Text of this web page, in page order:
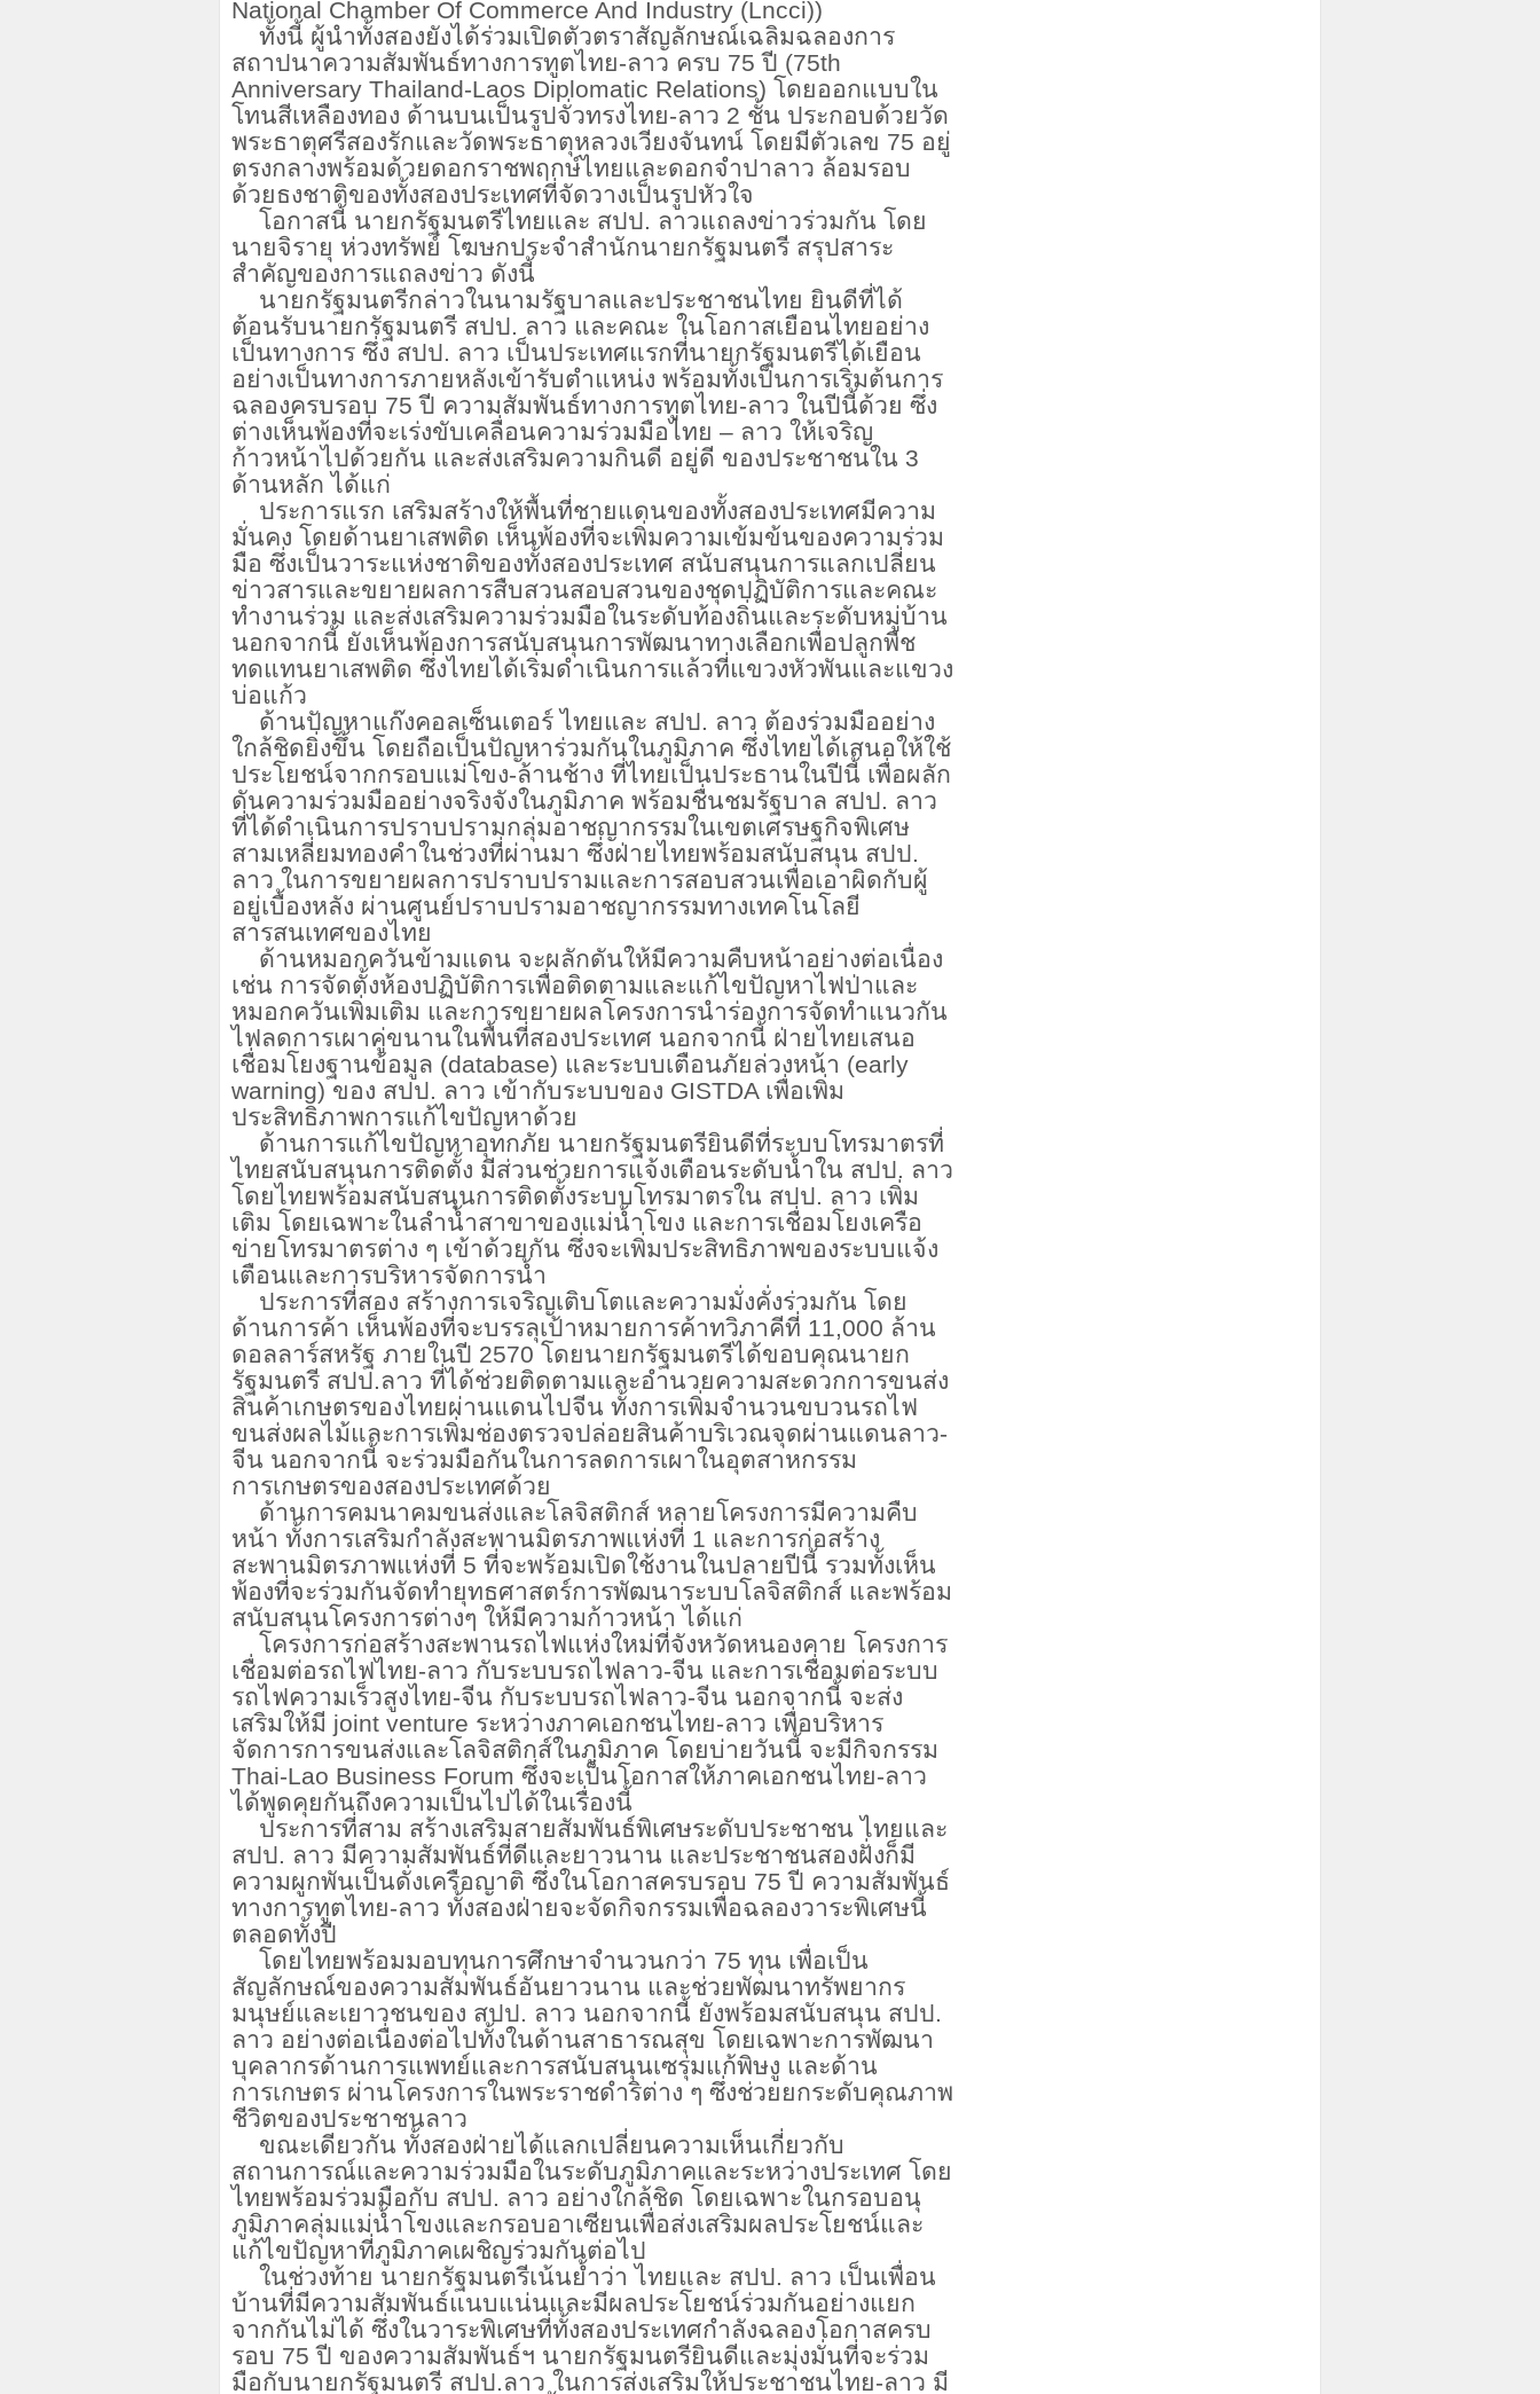
National Chamber Of Commerce And Industry (Lncci))
ทั้งนี้ ผู้นำทั้งสองยังได้ร่วมเปิดตัวตราสัญลักษณ์เฉลิมฉลองการ
สถาปนาความสัมพันธ์ทางการทูตไทย-ลาว ครบ 75 ปี (75th
Anniversary Thailand-Laos Diplomatic Relations) โดยออกแบบใน
โทนสีเหลืองทอง ด้านบนเป็นรูปจั่วทรงไทย-ลาว 2 ชั้น ประกอบด้วยวัด
พระธาตุศรีสองรักและวัดพระธาตุหลวงเวียงจันทน์ โดยมีตัวเลข 75 อยู่
ตรงกลางพร้อมด้วยดอกราชพฤกษ์ไทยและดอกจำปาลาว ล้อมรอบ
ด้วยธงชาติของทั้งสองประเทศที่จัดวางเป็นรูปหัวใจ
โอกาสนี้ นายกรัฐมนตรีไทยและ สปป. ลาวแถลงข่าวร่วมกัน โดย
นายจิรายุ ห่วงทรัพย์ โฆษกประจำสำนักนายกรัฐมนตรี สรุปสาระ
สำคัญของการแถลงข่าว ดังนี้
นายกรัฐมนตรีกล่าวในนามรัฐบาลและประชาชนไทย ยินดีที่ได้
ต้อนรับนายกรัฐมนตรี สปป. ลาว และคณะ ในโอกาสเยือนไทยอย่าง
เป็นทางการ ซึ่ง สปป. ลาว เป็นประเทศแรกที่นายกรัฐมนตรีได้เยือน
อย่างเป็นทางการภายหลังเข้ารับตำแหน่ง พร้อมทั้งเป็นการเริ่มต้นการ
ฉลองครบรอบ 75 ปี ความสัมพันธ์ทางการทูตไทย-ลาว ในปีนี้ด้วย ซึ่ง
ต่างเห็นพ้องที่จะเร่งขับเคลื่อนความร่วมมือไทย – ลาว ให้เจริญ
ก้าวหน้าไปด้วยกัน และส่งเสริมความกินดี อยู่ดี ของประชาชนใน 3
ด้านหลัก ได้แก่
ประการแรก เสริมสร้างให้พื้นที่ชายแดนของทั้งสองประเทศมีความ
มั่นคง โดยด้านยาเสพติด เห็นพ้องที่จะเพิ่มความเข้มข้นของความร่วม
มือ ซึ่งเป็นวาระแห่งชาติของทั้งสองประเทศ สนับสนุนการแลกเปลี่ยน
ข่าวสารและขยายผลการสืบสวนสอบสวนของชุดปฏิบัติการและคณะ
ทำงานร่วม และส่งเสริมความร่วมมือในระดับท้องถิ่นและระดับหมู่บ้าน
นอกจากนี้ ยังเห็นพ้องการสนับสนุนการพัฒนาทางเลือกเพื่อปลูกพืช
ทดแทนยาเสพติด ซึ่งไทยได้เริ่มดำเนินการแล้วที่แขวงหัวพันและแขวง
บ่อแก้ว
ด้านปัญหาแก๊งคอลเซ็นเตอร์ ไทยและ สปป. ลาว ต้องร่วมมืออย่าง
ใกล้ชิดยิ่งขึ้น โดยถือเป็นปัญหาร่วมกันในภูมิภาค ซึ่งไทยได้เสนอให้ใช้
ประโยชน์จากกรอบแม่โขง-ล้านช้าง ที่ไทยเป็นประธานในปีนี้ เพื่อผลัก
ดันความร่วมมืออย่างจริงจังในภูมิภาค พร้อมชื่นชมรัฐบาล สปป. ลาว
ที่ได้ดำเนินการปราบปรามกลุ่มอาชญากรรมในเขตเศรษฐกิจพิเศษ
สามเหลี่ยมทองคำในช่วงที่ผ่านมา ซึ่งฝ่ายไทยพร้อมสนับสนุน สปป.
ลาว ในการขยายผลการปราบปรามและการสอบสวนเพื่อเอาผิดกับผู้
อยู่เบื้องหลัง ผ่านศูนย์ปราบปรามอาชญากรรมทางเทคโนโลยี
สารสนเทศของไทย
ด้านหมอกควันข้ามแดน จะผลักดันให้มีความคืบหน้าอย่างต่อเนื่อง
เช่น การจัดตั้งห้องปฏิบัติการเพื่อติดตามและแก้ไขปัญหาไฟป่าและ
หมอกควันเพิ่มเติม และการขยายผลโครงการนำร่องการจัดทำแนวกัน
ไฟลดการเผาคู่ขนานในพื้นที่สองประเทศ นอกจากนี้ ฝ่ายไทยเสนอ
เชื่อมโยงฐานข้อมูล (database) และระบบเตือนภัยล่วงหน้า (early
warning) ของ สปป. ลาว เข้ากับระบบของ GISTDA เพื่อเพิ่ม
ประสิทธิภาพการแก้ไขปัญหาด้วย
ด้านการแก้ไขปัญหาอุทกภัย นายกรัฐมนตรียินดีที่ระบบโทรมาตรที่
ไทยสนับสนุนการติดตั้ง มีส่วนช่วยการแจ้งเตือนระดับน้ำใน สปป. ลาว
โดยไทยพร้อมสนับสนุนการติดตั้งระบบโทรมาตรใน สปป. ลาว เพิ่ม
เติม โดยเฉพาะในลำน้ำสาขาของแม่น้ำโขง และการเชื่อมโยงเครือ
ข่ายโทรมาตรต่าง ๆ เข้าด้วยกัน ซึ่งจะเพิ่มประสิทธิภาพของระบบแจ้ง
เตือนและการบริหารจัดการน้ำ
ประการที่สอง สร้างการเจริญเติบโตและความมั่งคั่งร่วมกัน โดย
ด้านการค้า เห็นพ้องที่จะบรรลุเป้าหมายการค้าทวิภาคีที่ 11,000 ล้าน
ดอลลาร์สหรัฐ ภายในปี 2570 โดยนายกรัฐมนตรีได้ขอบคุณนายก
รัฐมนตรี สปป.ลาว ที่ได้ช่วยติดตามและอำนวยความสะดวกการขนส่ง
สินค้าเกษตรของไทยผ่านแดนไปจีน ทั้งการเพิ่มจำนวนขบวนรถไฟ
ขนส่งผลไม้และการเพิ่มช่องตรวจปล่อยสินค้าบริเวณจุดผ่านแดนลาว-
จีน นอกจากนี้ จะร่วมมือกันในการลดการเผาในอุตสาหกรรม
การเกษตรของสองประเทศด้วย
ด้านการคมนาคมขนส่งและโลจิสติกส์ หลายโครงการมีความคืบ
หน้า ทั้งการเสริมกำลังสะพานมิตรภาพแห่งที่ 1 และการก่อสร้าง
สะพานมิตรภาพแห่งที่ 5 ที่จะพร้อมเปิดใช้งานในปลายปีนี้ รวมทั้งเห็น
พ้องที่จะร่วมกันจัดทำยุทธศาสตร์การพัฒนาระบบโลจิสติกส์ และพร้อม
สนับสนุนโครงการต่างๆ ให้มีความก้าวหน้า ได้แก่
โครงการก่อสร้างสะพานรถไฟแห่งใหม่ที่จังหวัดหนองคาย โครงการ
เชื่อมต่อรถไฟไทย-ลาว กับระบบรถไฟลาว-จีน และการเชื่อมต่อระบบ
รถไฟความเร็วสูงไทย-จีน กับระบบรถไฟลาว-จีน นอกจากนี้ จะส่ง
เสริมให้มี joint venture ระหว่างภาคเอกชนไทย-ลาว เพื่อบริหาร
จัดการการขนส่งและโลจิสติกส์ในภูมิภาค โดยบ่ายวันนี้ จะมีกิจกรรม
Thai-Lao Business Forum ซึ่งจะเป็นโอกาสให้ภาคเอกชนไทย-ลาว
ได้พูดคุยกันถึงความเป็นไปได้ในเรื่องนี้
ประการที่สาม สร้างเสริมสายสัมพันธ์พิเศษระดับประชาชน ไทยและ
สปป. ลาว มีความสัมพันธ์ที่ดีและยาวนาน และประชาชนสองฝั่งก็มี
ความผูกพันเป็นดั่งเครือญาติ ซึ่งในโอกาสครบรอบ 75 ปี ความสัมพันธ์
ทางการทูตไทย-ลาว ทั้งสองฝ่ายจะจัดกิจกรรมเพื่อฉลองวาระพิเศษนี้
ตลอดทั้งปี
โดยไทยพร้อมมอบทุนการศึกษาจำนวนกว่า 75 ทุน เพื่อเป็น
สัญลักษณ์ของความสัมพันธ์อันยาวนาน และช่วยพัฒนาทรัพยากร
มนุษย์และเยาวชนของ สปป. ลาว นอกจากนี้ ยังพร้อมสนับสนุน สปป.
ลาว อย่างต่อเนื่องต่อไปทั้งในด้านสาธารณสุข โดยเฉพาะการพัฒนา
บุคลากรด้านการแพทย์และการสนับสนุนเซรุ่มแก้พิษงู และด้าน
การเกษตร ผ่านโครงการในพระราชดำริต่าง ๆ ซึ่งช่วยยกระดับคุณภาพ
ชีวิตของประชาชนลาว
ขณะเดียวกัน ทั้งสองฝ่ายได้แลกเปลี่ยนความเห็นเกี่ยวกับ
สถานการณ์และความร่วมมือในระดับภูมิภาคและระหว่างประเทศ โดย
ไทยพร้อมร่วมมือกับ สปป. ลาว อย่างใกล้ชิด โดยเฉพาะในกรอบอนุ
ภูมิภาคลุ่มแม่น้ำโขงและกรอบอาเซียนเพื่อส่งเสริมผลประโยชน์และ
แก้ไขปัญหาที่ภูมิภาคเผชิญร่วมกันต่อไป
ในช่วงท้าย นายกรัฐมนตรีเน้นย้ำว่า ไทยและ สปป. ลาว เป็นเพื่อน
บ้านที่มีความสัมพันธ์แนบแน่นและมีผลประโยชน์ร่วมกันอย่างแยก
จากกันไม่ได้ ซึ่งในวาระพิเศษที่ทั้งสองประเทศกำลังฉลองโอกาสครบ
รอบ 75 ปี ของความสัมพันธ์ฯ นายกรัฐมนตรียินดีและมุ่งมั่นที่จะร่วม
มือกับนายกรัฐมนตรี สปป.ลาว ในการส่งเสริมให้ประชาชนไทย-ลาว มี